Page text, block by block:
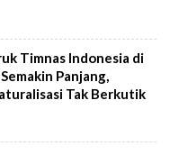
Timnas Indonesia di
Panjang,
Tak Berkutik